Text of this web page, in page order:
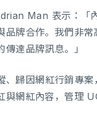
Man 表示：「
牌合作。我們非
達品牌訊息。」
歸因網紅行銷專
網紅內容，管理